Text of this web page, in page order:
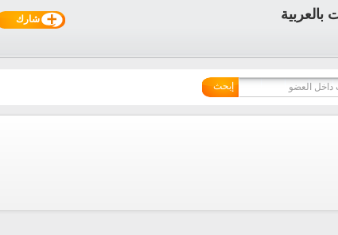
شارك
إبحث